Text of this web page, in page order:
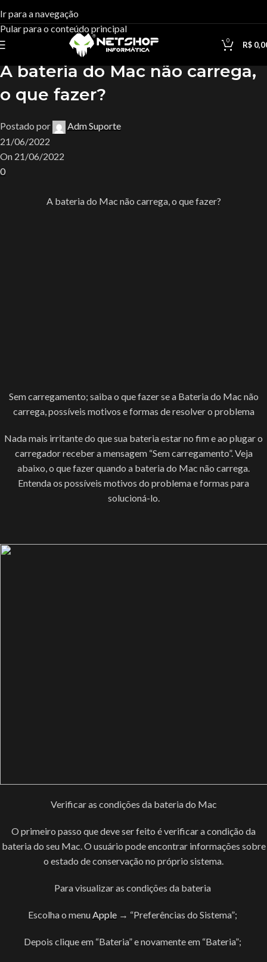
Ir para a navegação
Pular para o conteúdo principal
0 R$
Blog
Uncategorized
Uncategorized
A bateria do Mac não carrega,
o que fazer?
Postado por
Adm Suporte
21/06/2022
On 21/06/2022
0
A bateria do Mac não carrega, o que fazer?
Sem carregamento; saiba o que fazer se a Bateria do Mac não
carrega, possíveis motivos e formas de resolver o problema
Nada mais irritante do que sua bateria estar no fim e ao plugar o
carregador receber a mensagem “Sem carregamento”. Veja
abaixo, o que fazer quando a bateria do Mac não carrega.
Entenda os possíveis motivos do problema e formas para
solucioná-lo.
Verificar as condições da bateria do Mac
O primeiro passo que deve ser feito é verificar a condição da
bateria do seu Mac. O usuário pode encontrar informações sobre
o estado de conservação no próprio sistema.
Para visualizar as condições da bateria
Escolha o menuApple → “Preferências do Sistema”;
Depois clique em “Bateria” e novamente em “Bateria”;